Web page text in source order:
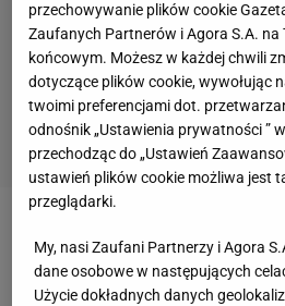
Zobacz wideo Alicja Grabka
PGE Grot Budowlani Łódź
przechowywanie plików cookie
Zaufanych Partnerów i Agora S.A. na
końcowym. Możesz w każdej chwili
dotyczące plików cookie, wywołując
twoimi preferencjami dot.
odnośnik „Ustawienia prywatności ”
przechodząc do „Ustawień
ustawień plików cookie możliwa jest
przeglądarki.
My, nasi Zaufani Partnerzy i Agora
dane osobowe w następujących
Użycie dokładnych danych